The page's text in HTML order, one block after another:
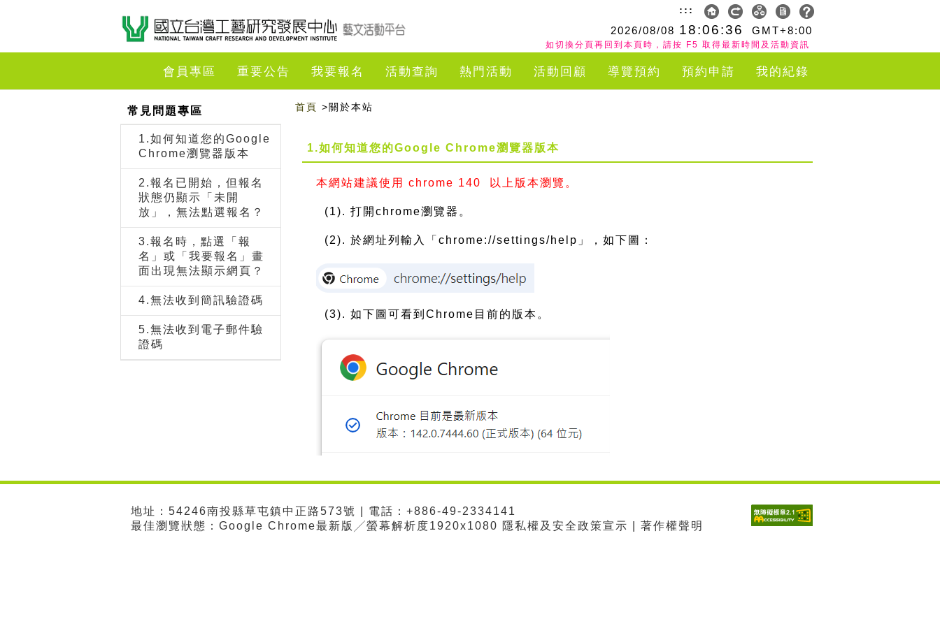
前往首頁
:::
2026/08/08 18:06:36 GMT+8:00
如切換分頁再回到本頁時，請按 F5 取得最新時間及活動資訊
會員專區 重要公告 我要報名 活動查詢 熱門活動 活動回顧 導覽預約 預約申請 我的紀錄
常見問題專區
1.如何知道您的Google
Chrome瀏覽器版本
2.報名已開始，但報名
狀態仍顯示「未開
放」，無法點選報名？
3.報名時，點選「報
名」或「我要報名」畫
面出現無法顯示網頁？
4.無法收到簡訊驗證碼
5.無法收到電子郵件驗
證碼
首頁 >關於本站
1.如何知道您的Google Chrome瀏覽器版本
本網站建議使用 chrome 140 以上版本瀏覽。
(1). 打開chrome瀏覽器。
(2). 於網址列輸入「chrome://settings/help」，如下圖：
(3). 如下圖可看到Chrome目前的版本。
地址：54246南投縣草屯鎮中正路573號 | 電話：+886-49-2334141
最佳瀏覽狀態：Google Chrome最新版╱螢幕解析度1920x1080 隱私權及安全政策宣示 | 著作權聲明